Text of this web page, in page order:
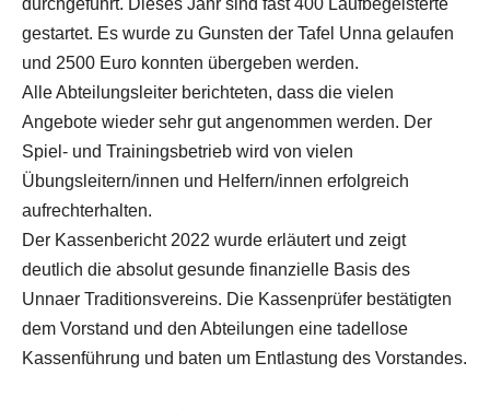
gestartet. Es wurde zu Gunsten der Tafel Unna gelaufen
und 2500 Euro konnten übergeben werden.
Alle Abteilungsleiter berichteten, dass die vielen
Angebote wieder sehr gut angenommen werden. Der
Spiel- und Trainingsbetrieb wird von vielen
Übungsleitern/innen und Helfern/innen erfolgreich
aufrechterhalten.
Der Kassenbericht 2022 wurde erläutert und zeigt
deutlich die absolut gesunde finanzielle Basis des
Unnaer Traditionsvereins. Die Kassenprüfer bestätigten
dem Vorstand und den Abteilungen eine tadellose
Kassenführung und baten um Entlastung des Vorstandes.